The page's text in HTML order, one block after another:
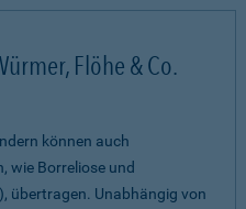
Flöhe & Co.
können auch
wie Borreliose und
übertragen. Unabhängig von